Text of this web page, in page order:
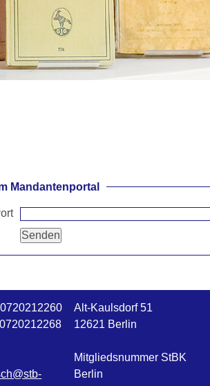
Mandantenportal
Alt-Kaulsdorf 51
12621 Berlin
Mitgliedsnummer StBK
Berlin